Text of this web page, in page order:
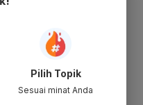
Pilih Topik
Sesuai minat Anda